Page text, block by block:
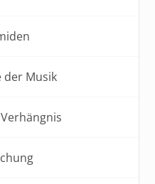
der Musik